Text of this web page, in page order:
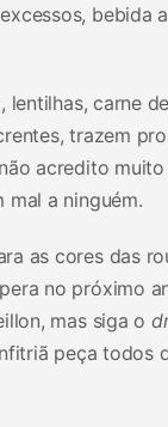
bebida
lentilhas, carne
trazem
acredito muito
mal a ninguém.
as cores das
no próximo
mas siga o
peça todos